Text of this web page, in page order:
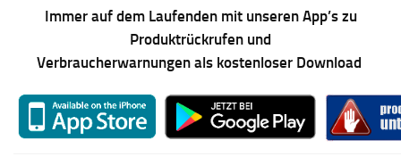
Immer auf dem Laufenden mit unseren App’s zu
Produktrückrufen und
Verbraucherwarnungen als kostenloser Download